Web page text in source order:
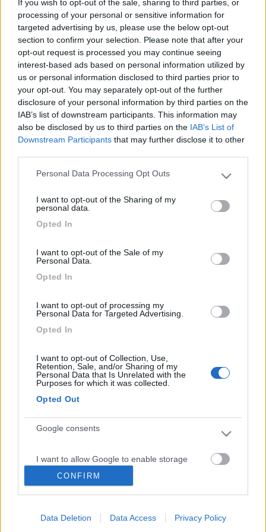
If you wish to opt-out of the sale, sharing to third parties, or
processing of your personal or sensitive information for
targeted advertising by us, please use the below opt-out
section to confirm your selection. Please note that after your
opt-out request is processed you may continue seeing
interest-based ads based on personal information utilized by
us or personal information disclosed to third parties prior to
your opt-out. You may separately opt-out of the further
disclosure of your personal information by third parties on the
IAB’s list of downstream participants. This information may
also be disclosed by us to third parties on the IAB’s List of
Downstream Participants that may further disclose it to other
Please note that this website/app uses one or more Google
not limited to your visit or usage behaviour. You may click to
use your data for below specified purposes in below Google
Personal Data Processing Opt Outs
I want to opt-out of the Sharing of my
personal data.
Opted In
I want to opt-out of the Sale of my
Personal Data.
Opted In
I want to opt-out of processing my
Personal Data for Targeted Advertising.
Opted In
I want to opt-out of Collection, Use,
Retention, Sale, and/or Sharing of my
Personal Data that Is Unrelated with the
Purposes for which it was collected.
Opted Out
Google consents
I want to allow Google to enable storage
related to advertising like cookies on web or
device identifiers in apps.
I want to allow my user data to be sent to
CONFIRM
Data Deletion Data Access Privacy Policy
andato dal gommista, (per le gomme termiche) e lui mi ha
montato 4 gomme 195/75r16,tra l'altro mi ha detto che vanno
meglio le 195 invece delle 215 perché tengono meglio la strada
su neve, pioggia e ghiaccio. Ieri ho preso dal camper il Manuale
dell'utente Ford e su Utilizzo pneumatici invernali,( Nota: i
pneumatici 195/75r16c vengono indicati nei documenti di
immatricolazione del veicolo solo per l'uso sull'assale
anteriore)....... Ma sull'immatricolazione, ci sono i 195/75 e in
alternativa i 215/75, non ci capisco più niente...Con chi devo
prendermela??? ci possono essere dei problemi??? Ma chi
immatricola è in errore??? Aiuto...... tra l'altro ho speso una bella
cifra. Saluti e buone feste
Napo73
Inserito il13/12/2008 alle:21:08:05
Credo che quello che fa fede sia il libretto di circolazione e solo
quello. Poi non riesco a capire che c'entra assale anteriore o
uguali. Mica quando hai comperato il camper ti hanno fornito
due ruote di scorta differenti,sempre che tu le abbia. Io non mi
farei problemi. Saluti Andrea
5061
Inserito il13/12/2008
vanno bene lo stesso. Se hai avuto auto di piccola cilindrata (ad
esempio la uno), vedi che in alternativa alle gomme montate ci
sono altre misure consentite, quindi il gommista ti ha dato il
consiglio che quella misura è migliore sulla neve e vai tranquillo
a sciare e goditi il camper[;)]
ACCESSORI
Sosp. Aria Alko , problemino...
Buongiorno a tutti, dovrei partire fra poche ore e mi sono accorto che
uno dei due manomet...